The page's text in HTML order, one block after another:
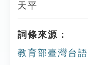
天平
詞條來源：
教育部臺灣台